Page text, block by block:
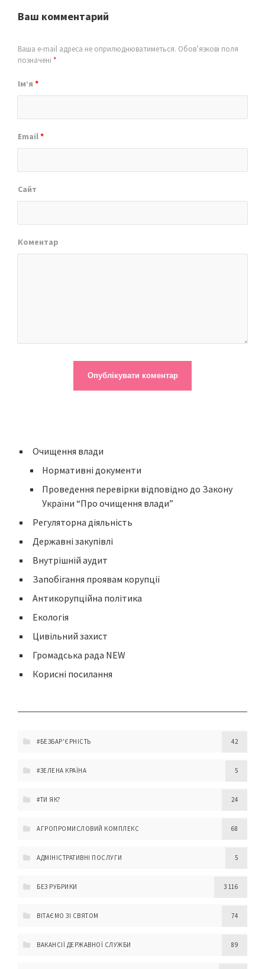
Ваш комментарий
Ваша e-mail адреса не оприлюднюватиметься. Обов’язкові поля
позначені *
Ім’я *
Email*
Сайт
Коментар
Очищення влади
Нормативні документи
Проведення перевірки відповідно до Закону
України “Про очищення влади”
Регуляторна діяльність
Державні закупівлі
Внутрішній аудит
Запобігання проявам корупції
Антикорупційна політика
Екологія
Цивільний захист
Громадська рада NEW
Корисні посилання
#БЕЗБАР'ЄРНІСТЬ 42
#ЗЕЛЕНА КРАЇНА 5
#ТИ ЯК? 24
АГРОПРОМИСЛОВИЙ КОМПЛЕКС 68
АДМІНІСТРАТИВНІ ПОСЛУГИ 5
БЕЗ РУБРИКИ 3 116
ВІТАЄМО ЗІ СВЯТОМ 74
ВАКАНСІЇ ДЕРЖАВНОЇ СЛУЖБИ 89